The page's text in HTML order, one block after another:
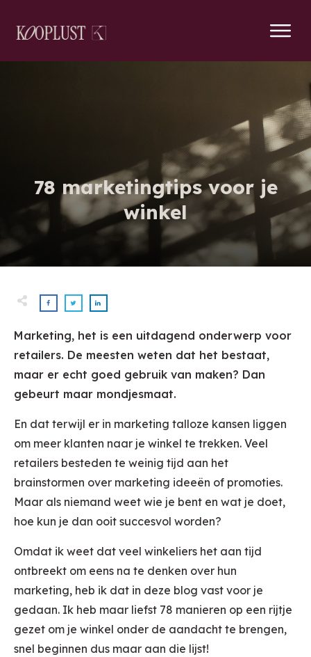
78 marketingtips voor je
winkel
Marketing, het is een uitdagend onderwerp voor
retailers. De meesten weten dat het bestaat,
maar er echt goed gebruik van maken? Dan
gebeurt maar mondjesmaat.
En dat terwijl er in marketing talloze kansen liggen
om meer klanten naar je winkel te trekken. Veel
retailers besteden te weinig tijd aan het
brainstormen over marketing ideeën of promoties.
Maar als niemand weet wie je bent en wat je doet,
hoe kun je dan ooit succesvol worden?
Omdat ik weet dat veel winkeliers het aan tijd
ontbreekt om eens na te denken over hun
marketing, heb ik dat in deze blog vast voor je
gedaan. Ik heb maar liefst 78 manieren op een rijtje
gezet om je winkel onder de aandacht te brengen,
snel beginnen dus maar aan die lijst!